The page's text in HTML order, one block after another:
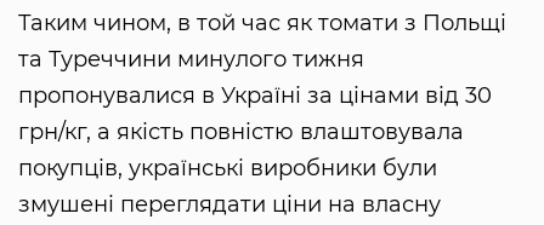
Таким чином, в той час як томати з Польщі
та Туреччини минулого тижня
пропонувалися в Україні за цінами від 30
грн/кг, а якість повністю влаштовувала
покупців, українські виробники були
змушені переглядати ціни на власну